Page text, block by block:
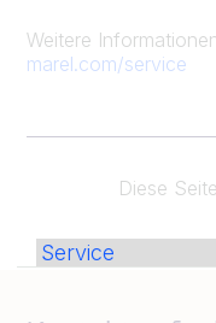
Weitere
marel.com/service
Diese